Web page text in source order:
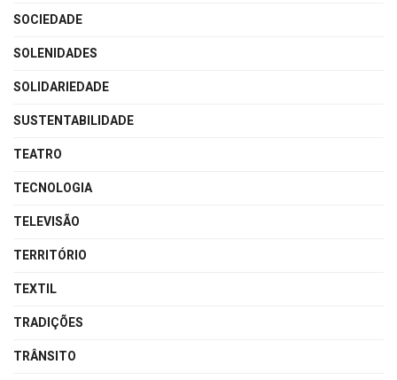
SOCIEDADE
SOLENIDADES
SOLIDARIEDADE
SUSTENTABILIDADE
TEATRO
TECNOLOGIA
TELEVISÃO
TERRITÓRIO
TEXTIL
TRADIÇÕES
TRÂNSITO